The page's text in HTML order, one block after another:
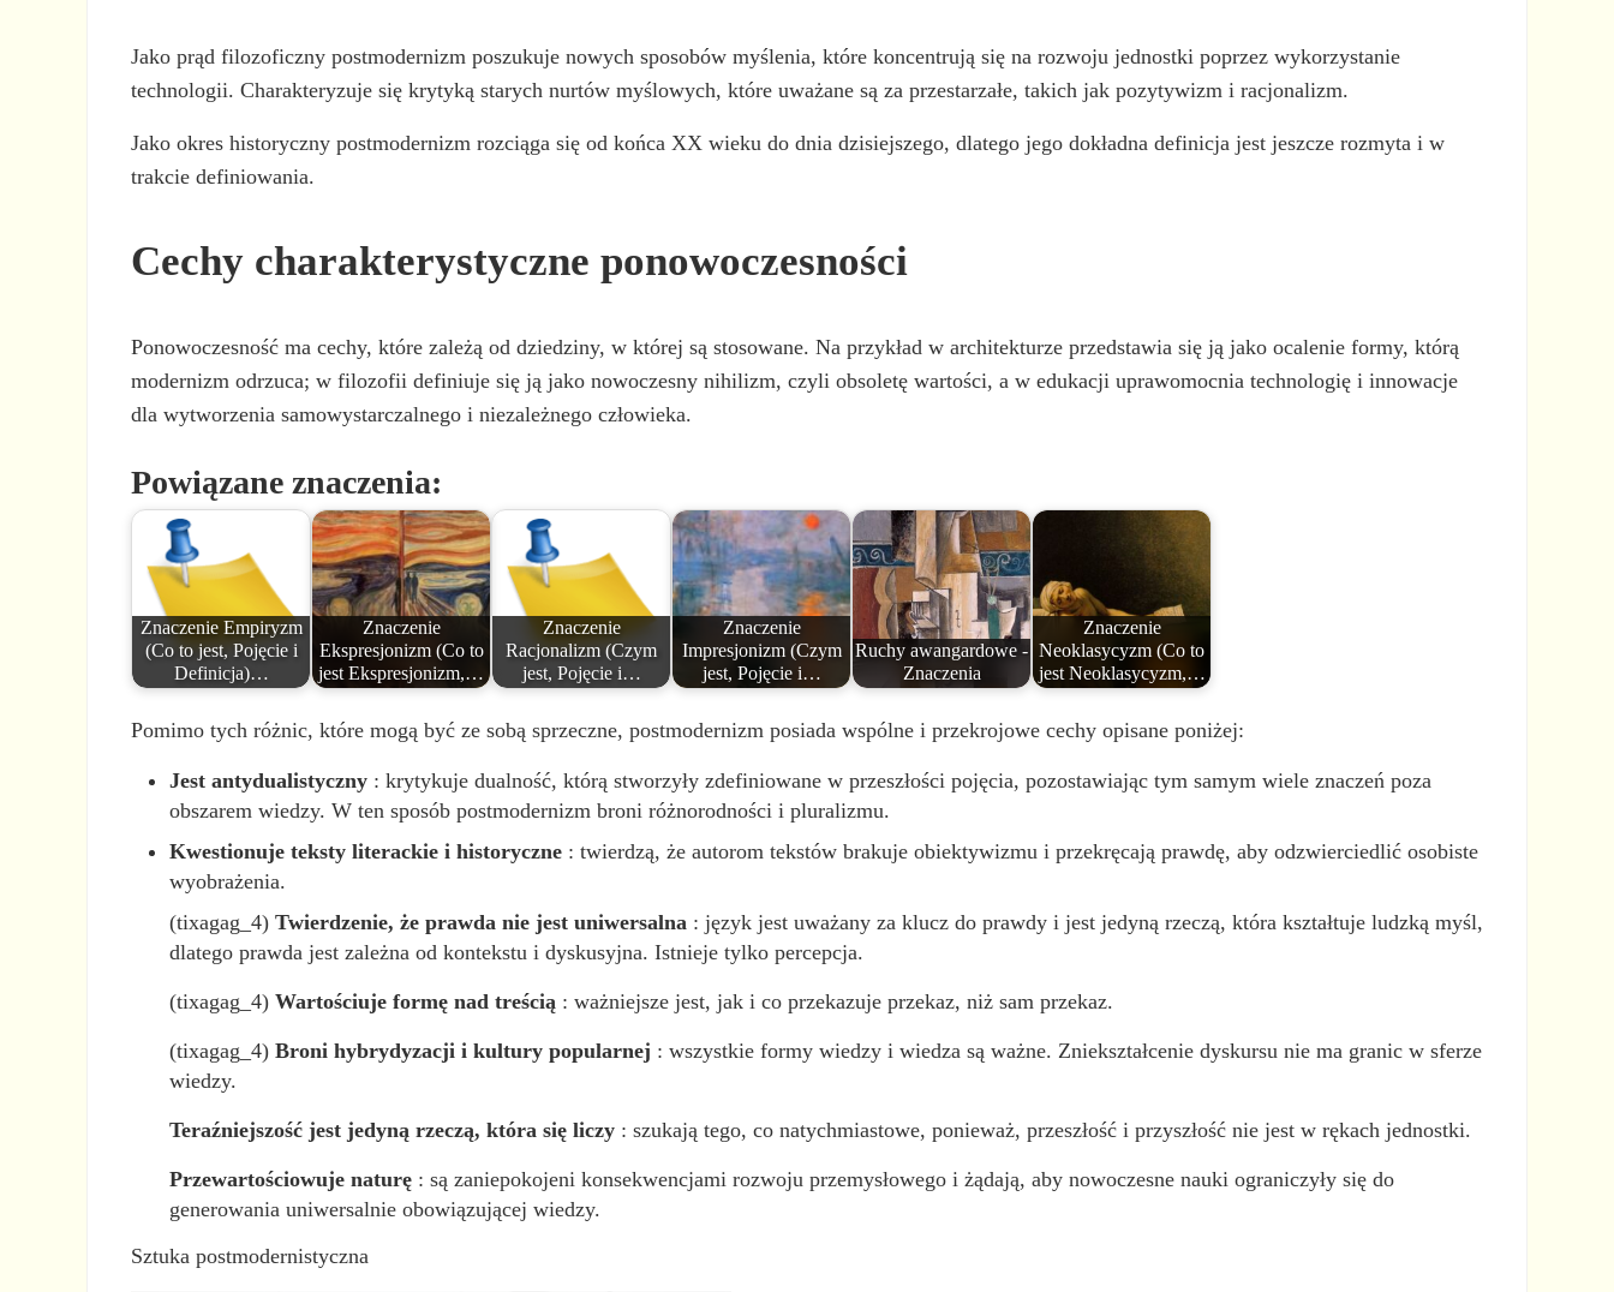
i
e
Jako prąd filozoficzny postmodernizm poszukuje nowych sposobów myślenia, które koncentrują się na rozwoju jednostki poprzez wykorzystanie
technologii. Charakteryzuje się krytyką starych nurtów myślowych, które uważane są za przestarzałe, takich jak pozytywizm i racjonalizm.
Jako okres historyczny postmodernizm rozciąga się od końca XX wieku do dnia dzisiejszego, dlatego jego dokładna definicja jest jeszcze rozmyta i w
trakcie definiowania.
Cechy charakterystyczne ponowoczesności
Ponowoczesność ma cechy, które zależą od dziedziny, w której są stosowane. Na przykład w architekturze przedstawia się ją jako ocalenie formy, którą
modernizm odrzuca; w filozofii definiuje się ją jako nowoczesny nihilizm, czyli obsoletę wartości, a w edukacji uprawomocnia technologię i innowacje
dla wytworzenia samowystarczalnego i niezależnego człowieka.
Powiązane znaczenia:
Znaczenie Empiryzm
(Co to jest, Pojęcie i
Definicja)…
Znaczenie
Ekspresjonizm (Co to
jest Ekspresjonizm,…
Znaczenie
Racjonalizm (Czym
jest, Pojęcie i…
Znaczenie
Impresjonizm (Czym
jest, Pojęcie i…
Ruchy awangardowe -
Znaczenia
Znaczenie
Neoklasycyzm (Co to
jest Neoklasycyzm,…
Pomimo tych różnic, które mogą być ze sobą sprzeczne, postmodernizm posiada wspólne i przekrojowe cechy opisane poniżej:
Jest antydualistyczny: krytykuje dualność, którą stworzyły zdefiniowane w przeszłości pojęcia, pozostawiając tym samym wiele znaczeń poza
obszarem wiedzy. W ten sposób postmodernizm broni różnorodności i pluralizmu.
Kwestionuje teksty literackie i historyczne: twierdzą, że autorom tekstów brakuje obiektywizmu i przekręcają prawdę, aby odzwierciedlić osobiste
wyobrażenia.
(tixagag_4) Twierdzenie, że prawda nie jest uniwersalna: język jest uważany za klucz do prawdy i jest jedyną rzeczą, która kształtuje ludzką myśl,
dlatego prawda jest zależna od kontekstu i dyskusyjna. Istnieje tylko percepcja.
(tixagag_4) Wartościuje formę nad treścią: ważniejsze jest, jak i co przekazuje przekaz, niż sam przekaz.
(tixagag_4) Broni hybrydyzacji i kultury popularnej : wszystkie formy wiedzy i wiedza są ważne. Zniekształcenie dyskursu nie ma granic w sferze
wiedzy.
Teraźniejszość jest jedyną rzeczą, która się liczy: szukają tego, co natychmiastowe, ponieważ, przeszłość i przyszłość nie jest w rękach jednostki.
Przewartościowuje naturę: są zaniepokojeni konsekwencjami rozwoju przemysłowego i żądają, aby nowoczesne nauki ograniczyły się do
generowania uniwersalnie obowiązującej wiedzy.
Sztuka postmodernistyczna